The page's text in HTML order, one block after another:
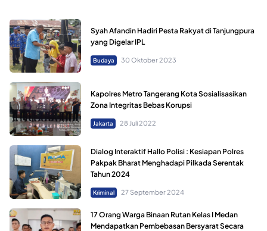
Syah Afandin Hadiri Pesta Rakyat di Tanjungpura
yang Digelar IPL
Budaya 30 Oktober 2023
Kapolres Metro Tangerang Kota Sosialisasikan
Zona Integritas Bebas Korupsi
Jakarta 28 Juli 2022
Dialog Interaktif Hallo Polisi : Kesiapan Polres
Pakpak Bharat Menghadapi Pilkada Serentak
Tahun 2024
Kriminal 27 September 2024
17 Orang Warga Binaan Rutan Kelas I Medan
Mendapatkan Pembebasan Bersyarat Secara